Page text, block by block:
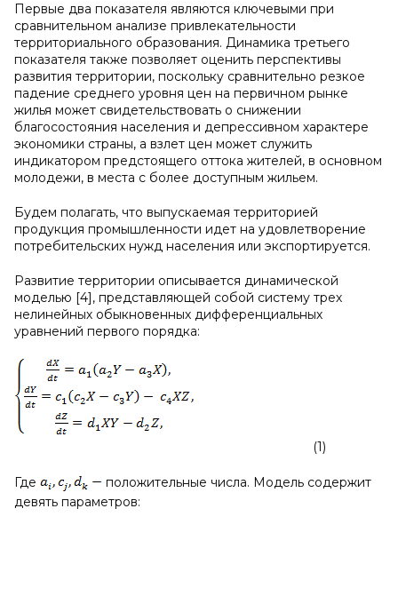
Первые два показателя являются ключевыми при
сравнительном анализе привлекательности
территориального образования. Динамика третьего
показателя также позволяет оценить перспективы
развития территории, поскольку сравнительно резкое
падение среднего уровня цен на первичном рынке
жилья может свидетельствовать о снижении
благосостояния населения и депрессивном характере
экономики страны, а взлет цен может служить
индикатором предстоящего оттока жителей, в основном
молодежи, в места с более доступным жильем.
Будем полагать, что выпускаемая территорией
продукция промышленности идет на удовлетворение
потребительских нужд населения или экспортируется.
Развитие территории описывается динамической
моделью [4], представляющей собой систему трех
нелинейных обыкновенных дифференциальных
уравнений первого порядка:
(1)
Где
положительные числа. Модель содержит
девять параметров: